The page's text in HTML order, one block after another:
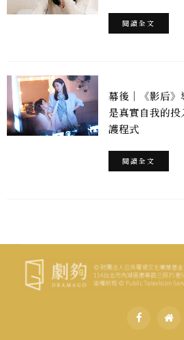
閱讀全文
幕後｜《影后
是真實自我的
護程式
閱讀全文